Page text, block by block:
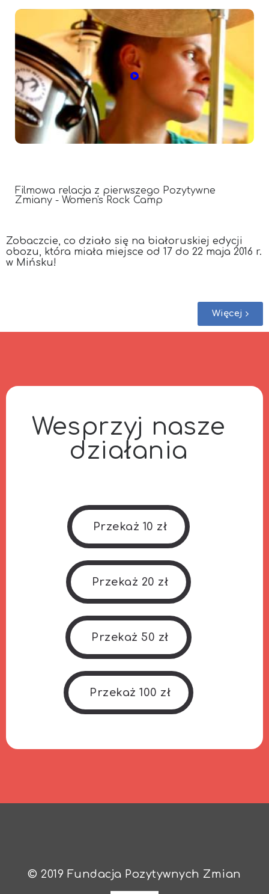
Filmowa relacja z pierwszego Pozytywne
Zmiany - Women's Rock Camp
Zobaczcie, co działo się na białoruskiej edycji
obozu, która miała miejsce od 17 do 22 maja 2016 r.
w Mińsku!
Więcej
Wesprzyj nasze
działania
Przekaż 10 zł
Przekaż 20 zł
Przekaż 50 zł
Przekaż 100 zł
© 2019 Fundacja Pozytywnych Zmian